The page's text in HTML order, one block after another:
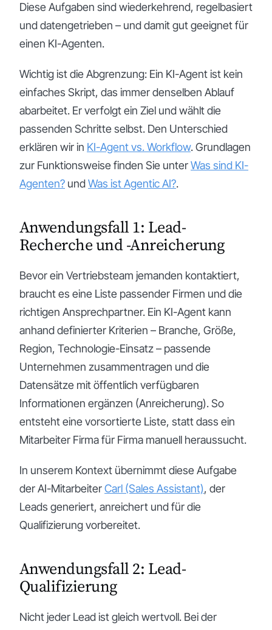
Diese Aufgaben sind wiederkehrend, regelbasiert
und datengetrieben – und damit gut geeignet für
einen KI-Agenten.
Wichtig ist die Abgrenzung: Ein KI-Agent ist kein
einfaches Skript, das immer denselben Ablauf
abarbeitet. Er verfolgt ein Ziel und wählt die
passenden Schritte selbst. Den Unterschied
erklären wir in KI-Agent vs. Workflow. Grundlagen
zur Funktionsweise finden Sie unterWas sind KI-
Agenten? undWas ist Agentic AI?.
Anwendungsfall 1: Lead-
Recherche und -Anreicherung
Bevor ein Vertriebsteam jemanden kontaktiert,
braucht es eine Liste passender Firmen und die
richtigen Ansprechpartner. Ein KI-Agent kann
anhand definierter Kriterien – Branche, Größe,
Region, Technologie-Einsatz – passende
Unternehmen zusammentragen und die
Datensätze mit öffentlich verfügbaren
Informationen ergänzen (Anreicherung). So
entsteht eine vorsortierte Liste, statt dass ein
Mitarbeiter Firma für Firma manuell heraussucht.
In unserem Kontext übernimmt diese Aufgabe
der AI-MitarbeiterCarl (Sales Assistant), der
Leads generiert, anreichert und für die
Qualifizierung vorbereitet.
Anwendungsfall 2: Lead-
Qualifizierung
Nicht jeder Lead ist gleich wertvoll. Bei der